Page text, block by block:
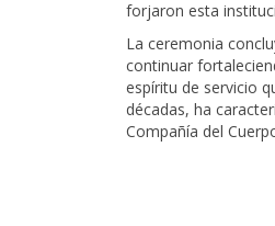
forjaron esta
La ceremonia
continuar
espíritu de servicio
décadas, ha
Compañía del